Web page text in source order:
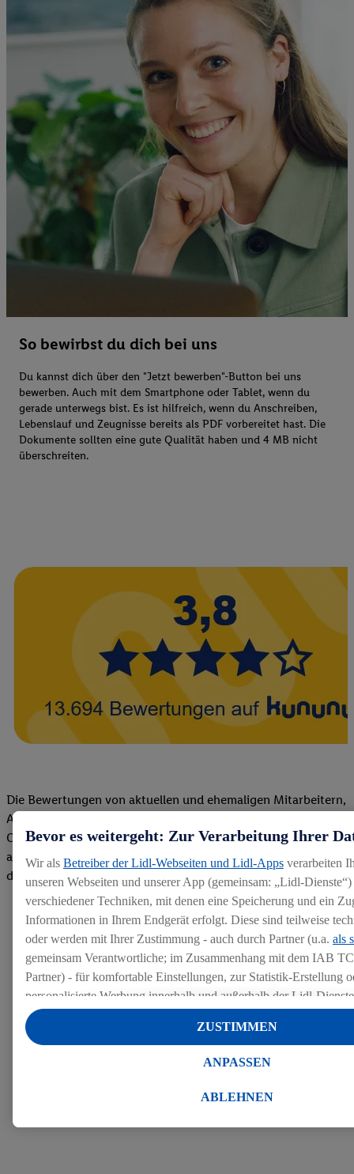
So bewirbst du dich bei uns
Du kannst dich über den "Jetzt bewerben"-Button bei uns
bewerben. Auch mit dem Smartphone oder Tablet, wenn du
gerade unterwegs bist. Es ist hilfreich, wenn du Anschreiben,
Lebenslauf und Zeugnisse bereits als PDF vorbereitet hast. Die
Dokumente sollten eine gute Qualität haben und 4 MB nicht
überschreiten.
Die Bewertungen von aktuellen und ehemaligen Mitarbeitern,
Azubis und externen Bewerbern haben uns zu einer Top
Company gemacht. Wir freuen uns über unseren guten Score
auf dem Arbeitgeber-Bewertungsportal kununu.Hier geht's zu
den Bewertungen
Bevor es weitergeht: Zur Verarbeitung Ihrer
Wir als Betreiber der Lidl-Webseiten und Lidl-Apps verarbeiten
unseren Webseiten und unserer App (gemeinsam: „Lidl-
verschiedener Techniken, mit denen eine Speicherung und ein
Informationen in Ihrem Endgerät erfolgt. Diese sind teilweise
oder werden mit Ihrer Zustimmung - auch durch Partner (u.a. als
gemeinsam Verantwortliche; im Zusammenhang mit dem IAB
Partner) - für komfortable Einstellungen, zur Statistik-Erstellung
personalisierte Werbung innerhalb und außerhalb der Lidl-
Datenverarbeitungen für personalisierte Werbung werden
Werbung auszusteuern und um Dritten die Ausspielung von
werden für diese Zwecke auch Daten aus Ihrem Filial-
Diensten zur Verfügung gestellt, damit dieser alseigenständig
ABLEHNEN
ANPASSEN
ZUSTIMMEN